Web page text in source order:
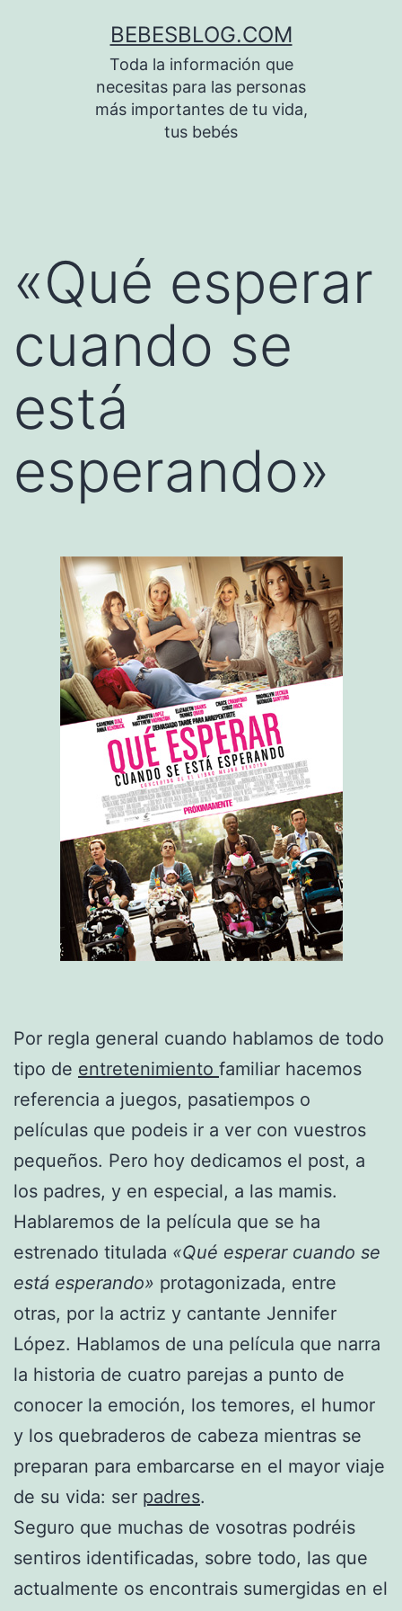
BEBESBLOG.COM
Toda la información que
necesitas para las personas
más importantes de tu vida,
tus bebés
«Qué esperar
cuando se
está
esperando»
Por regla general cuando hablamos de todo
tipo de entretenimiento familiar hacemos
referencia a juegos, pasatiempos o
películas que podeis ir a ver con vuestros
pequeños. Pero hoy dedicamos el post, a
los padres, y en especial, a las mamis.
Hablaremos de la película que se ha
estrenado titulada «Qué esperar cuando se
está esperando» protagonizada, entre
otras, por la actriz y cantante Jennifer
López. Hablamos de una película que narra
la historia de cuatro parejas a punto de
conocer la emoción, los temores, el humor
y los quebraderos de cabeza mientras se
preparan para embarcarse en el mayor viaje
de su vida: ser padres.
Seguro que muchas de vosotras podréis
sentiros identificadas, sobre todo, las que
actualmente os encontrais sumergidas en el